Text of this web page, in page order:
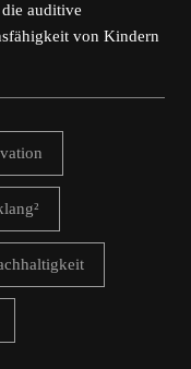
auditive
von Kindern